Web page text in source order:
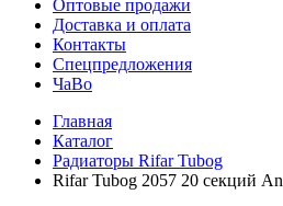
Оптовые продажи
Доставка и оплата
Контакты
Спецпредложения
ЧаВо
Главная
Каталог
Радиаторы Rifar Tubog
Rifar Tubog 2057 20 секций An